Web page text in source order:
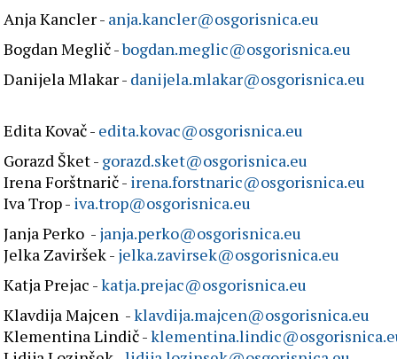
Anja Kancler - anja.kancler@osgorisnica.eu
Bogdan Meglič -bogdan.meglic@osgorisnica.eu
Danijela Mlakar - danijela.mlakar@osgorisnica.eu
Edita Kovač - edita.kovac@osgorisnica.eu
Gorazd Šket - gorazd.sket@osgorisnica.eu
Irena Forštnarič - irena.forstnaric@osgorisnica.eu
Iva Trop - iva.trop@osgorisnica.eu
Janja Perko - janja.perko@osgorisnica.eu
Jelka Zaviršek - jelka.zavirsek@osgorisnica.eu
Katja Prejac -katja.prejac@osgorisnica.eu
Klavdija Majcen -klavdija.majcen@osgorisnica.eu
Klementina Lindič -